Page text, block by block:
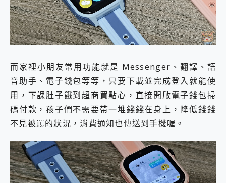
而家裡小朋友常用功能就是 Messenger、翻譯、語
音助手、電子錢包等等，只要下載並完成登入就能使
用，下課肚子餓到超商買點心，直接開啟電子錢包掃
碼付款，孩子們不需要帶一堆錢錢在身上，降低錢錢
不見被罵的狀況，消費通知也傳送到手機喔。